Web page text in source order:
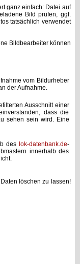
ganz einfach: Datei auf
Bild prüfen, ggf.
tatsächlich verwendet
Bildbearbeiter können
vom Bildurheber
der Aufnahme.
Ausschnitt einer
dass die
sehen sein wird. Eine
des lok-datenbank.de-
innerhalb des
löschen zu lassen!